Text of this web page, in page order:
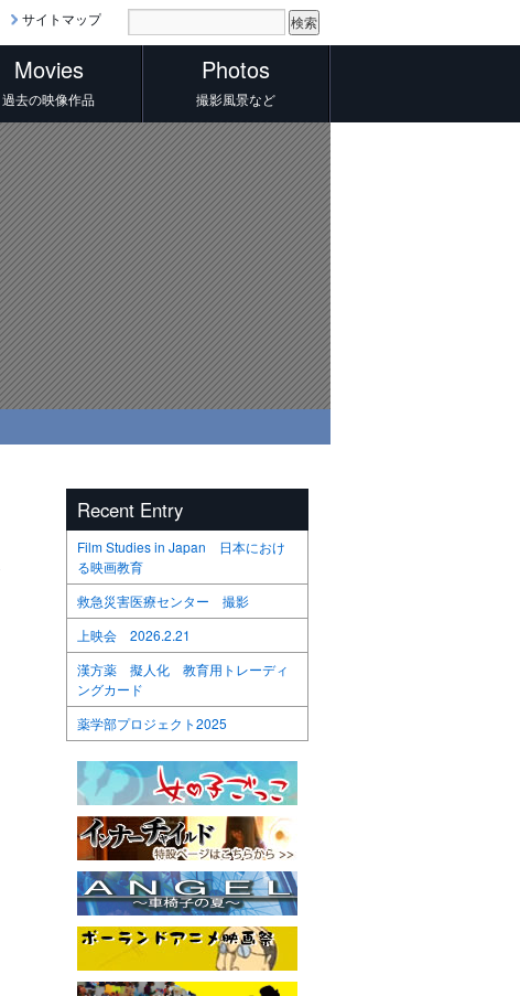
サイトマップ
Movies
過去の映像作品
Photos
撮影風景など
Recent Entry
Film Studies in Japan 日本におけ
る映画教育
救急災害医療センター 撮影
上映会 2026.2.21
漢方薬 擬人化 教育用トレーディ
ングカード
薬学部プロジェクト2025